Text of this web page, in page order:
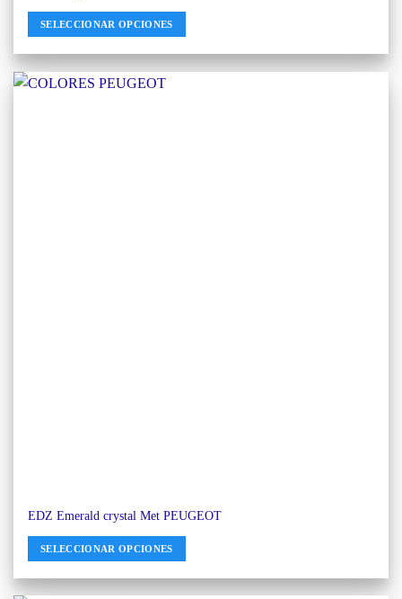
SELECCIONAR OPCIONES
EDZ Emerald crystal Met PEUGEOT
SELECCIONAR OPCIONES